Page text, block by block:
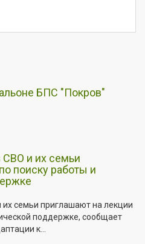
БПС "Покров"
СВО и их семьи
поиску работы и
семьи приглашают на лекции
поддержке, сообщает
к...